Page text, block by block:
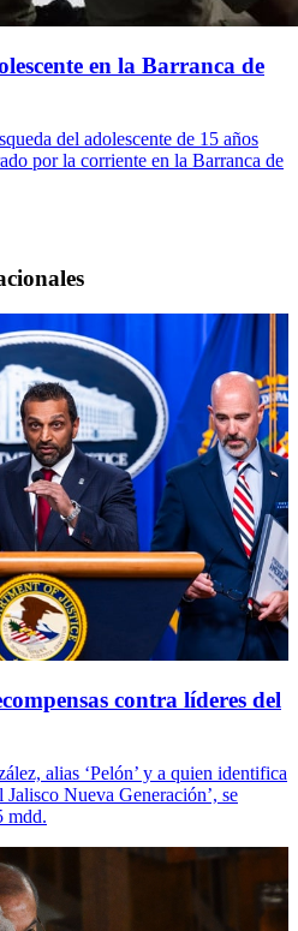
en la Barranca de
del adolescente de 15 años
por la corriente en la Barranca de
contra líderes del
alias ‘Pelón’ y a quien identifica
Nueva Generación’, se
mdd.